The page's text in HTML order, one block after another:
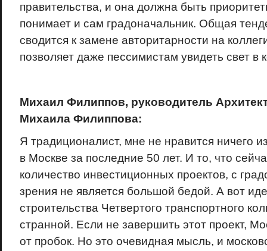
правительства, и она должна быть
понимает и сам градоначальник. Общая
сводится к замене авторитарности на
позволяет даже пессимистам увидеть свет в
Михаил Филиппов, руководитель
Михаила Филиппова:
Я традиционалист, мне не нравится ничего
в Москве за последние 50 лет. И то, что
количество инвестиционных проектов, с
зрения не является большой бедой. А вот
строительства Четвертого транспортного
странной. Если не завершить этот проект,
от пробок. Но это очевидная мысль, и